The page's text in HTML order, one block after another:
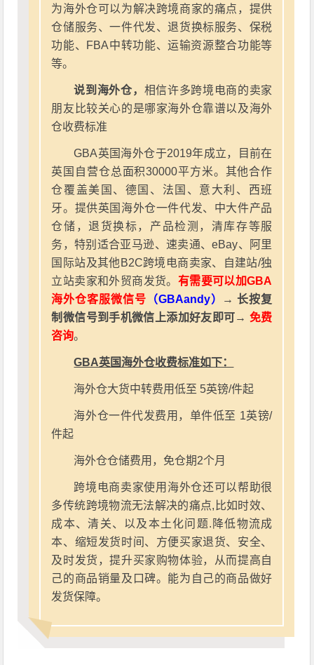
为海外仓可以为解决跨境商家的痛点，提供
仓储服务、一件代发、退货换标服务、保税
功能、FBA中转功能、运输资源整合功能等
等。
说到海外仓， 相信许多跨境电商的卖家
朋友比较关心的是哪家海外仓靠谱以及海外
仓收费标准
GBA英国海外仓于2019年成立，目前在
英国自营仓总面积30000平方米。其他合作
仓覆盖美国、德国、法国、意大利、西班
牙。提供英国海外仓一件代发、中大件产品
仓储，退货换标，产品检测，清库存等服
务，特别适合亚马逊、速卖通、eBay、阿里
国际站及其他B2C跨境电商卖家、自建站/独
立站卖家和外贸商发货。 有需要可以加GBA
海外仓客服微信号 （GBAandy）
→ 长按复
制微信号到手机微信上添加好友即可→ 免费
咨询。
GBA英国海外仓收费标准如下：
海外仓大货中转费用低至 5英镑/件起
海外仓一件代发费用，单件低至 1英镑/
件起
海外仓仓储费用，免仓期2个月
跨境电商卖家使用海外仓还可以帮助很
多传统跨境物流无法解决的痛点,比如时效、
成本、清关、以及本土化问题.降低物流成
本、缩短发货时间、方便买家退货、安全、
及时发货，提升买家购物体验，从而提高自
己的商品销量及口碑。能为自己的商品做好
发货保障。